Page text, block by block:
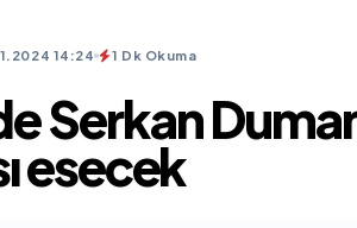
14:24 1 Dk Okuma
Serkan
esecek